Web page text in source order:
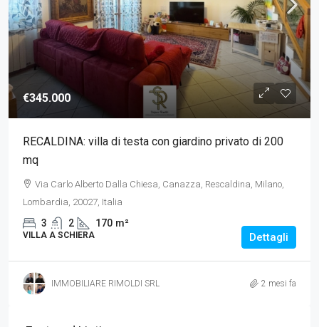
€345.000
RECALDINA: villa di testa con giardino privato di 200
mq
Via Carlo Alberto Dalla Chiesa, Canazza, Rescaldina, Milano,
Lombardia, 20027, Italia
3 2 170 m²
VILLA A SCHIERA Dettagli
IMMOBILIARE RIMOLDI SRL 2 mesi fa